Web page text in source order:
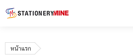
หน้าแรก